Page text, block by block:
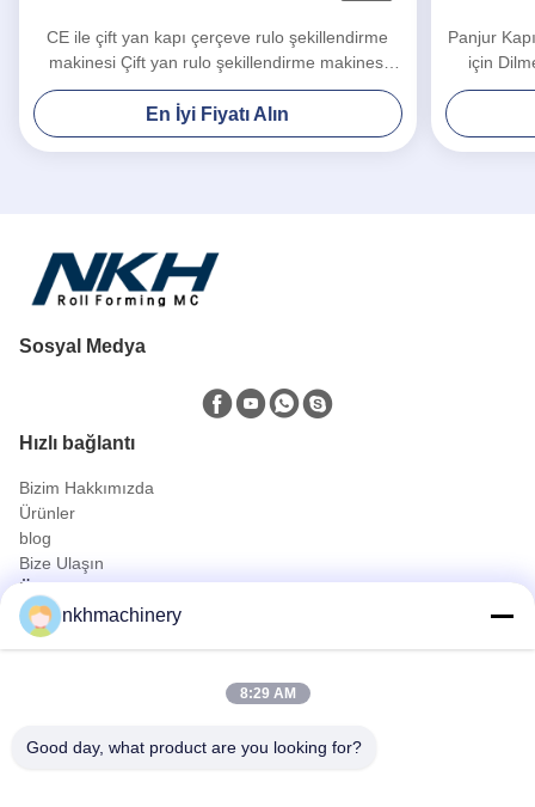
CE ile çift yan kapı çerçeve rulo şekillendirme
makinesi Çift yan rulo şekillendirme makinesi
Kapı çerçeve
En İyi Fiyatı Alın
Panjur
için
Sosyal Medya
Hızlı bağlantı
Bizim Hakkımızda
Ürünler
blog
Bize Ulaşın
Ürünler
Çatı Paneli Top şekillendirme makinesi
şekillendirme makinesi zemin güverte rulo
Ayakta Dikiş Rulo Şekillendirme Makinesi
Purlin Top şekillendirme makinesi
nkhmachinery
8:29 AM
Good day, what product are you looking for?